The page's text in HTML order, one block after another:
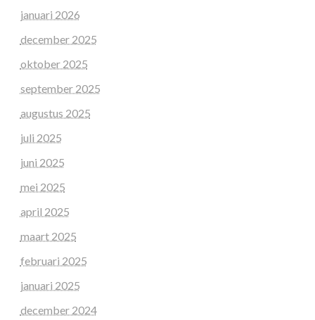
januari 2026
december 2025
oktober 2025
september 2025
augustus 2025
juli 2025
juni 2025
mei 2025
april 2025
maart 2025
februari 2025
januari 2025
december 2024